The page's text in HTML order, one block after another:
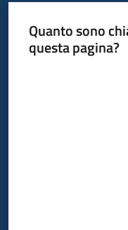
Quanto sono
questa pagina?